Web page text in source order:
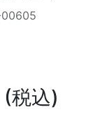
00605
(税込)